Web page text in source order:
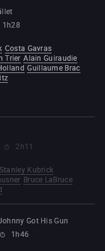
1h28
Costa Gavras
Trier Alain Guiraudie
Guillaume Brac
2h11
Stanley Kubrick
Bruce LaBruce
Got His Gun
1h46